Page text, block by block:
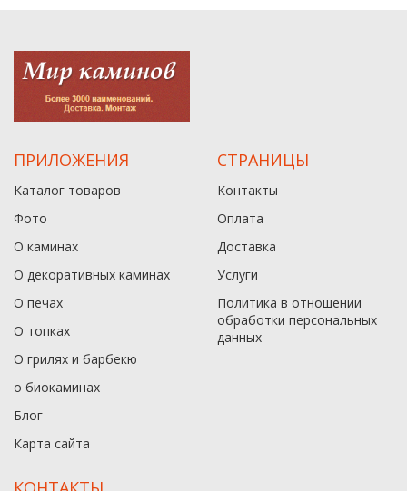
ПРИЛОЖЕНИЯ
Каталог товаров
Фото
О каминах
О декоративных каминах
О печах
О топках
О грилях и барбекю
о биокаминах
Блог
Карта сайта
СТРАНИЦЫ
Контакты
Оплата
Доставка
Услуги
Политика в отношении
обработки персональных
данныx